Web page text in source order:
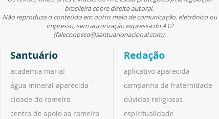
brasileira sobre direito autoral.
Não reproduza o conteúdo em outro meio de comunicação, eletrônico ou
impresso, sem autorização expressa do A12
(faleconosco@santuarionacional.com).
Santuário
academia marial
água mineral aparecida
cidade do romeiro
centro de apoio ao romeiro
Redação
aplicativo aparecida
campanha da fraternidade
dúvidas religiosas
espiritualidade